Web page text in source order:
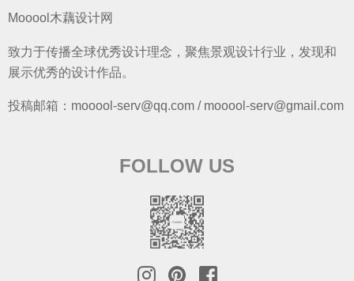
Mooool木藕设计网
致力于传播全球优秀设计理念，聚焦景观设计行业，发现和
展示优秀的设计作品。
投稿邮箱：mooool-serv@qq.com / mooool-serv@gmail.com
FOLLOW US